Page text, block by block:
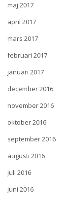
maj 2017
april 2017
mars 2017
februari 2017
januari 2017
december 2016
november 2016
oktober 2016
september 2016
augusti 2016
juli 2016
juni 2016